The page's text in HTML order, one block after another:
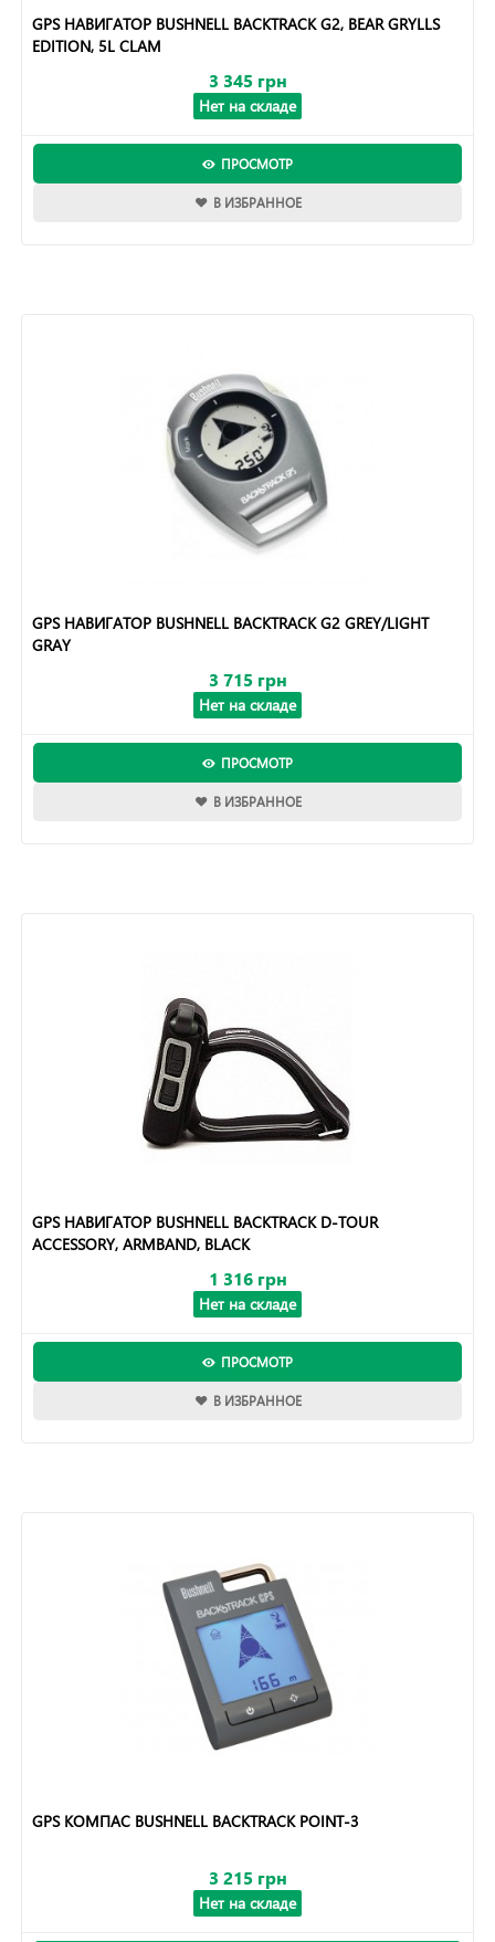
GPS НАВИГАТОР BUSHNELL BACKTRACK G2, BEAR GRYLLS
EDITION, 5L CLAM
3 345 грн
Нет на складе
ПРОСМОТР
В ИЗБРАННОЕ
GPS НАВИГАТОР BUSHNELL BACKTRACK G2 GREY/LIGHT
GRAY
3 715 грн
Нет на складе
ПРОСМОТР
В ИЗБРАННОЕ
GPS НАВИГАТОР BUSHNELL BACKTRACK D-TOUR
ACCESSORY, ARMBAND, BLACK
1 316 грн
Нет на складе
ПРОСМОТР
В ИЗБРАННОЕ
GPS КОМПАС BUSHNELL BACKTRACK POINT-3
3 215 грн
Нет на складе